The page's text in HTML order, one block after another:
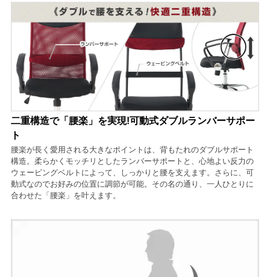
二重構造で「腰楽」を実現!可動式ダブルランバーサポー
ト
腰楽が長く愛用される大きなポイントは、背もたれのダブルサポート
構造。柔らかくモッチリとしたランバーサポートと、心地よい反力の
ウェービングベルトによって、しっかりと腰を支えます。さらに、可
動式なのでお好みの位置に調節が可能。その名の通り、一人ひとりに
合わせた「腰楽」を叶えます。